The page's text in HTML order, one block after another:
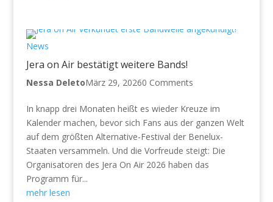
News
Jera on Air bestätigt weitere Bands!
Nessa DeletoMärz 29, 20260 Comments
In knapp drei Monaten heißt es wieder Kreuze im
Kalender machen, bevor sich Fans aus der ganzen Welt
auf dem größten Alternative-Festival der Benelux-
Staaten versammeln. Und die Vorfreude steigt: Die
Organisatoren des Jera On Air 2026 haben das
Programm für...
mehr lesen